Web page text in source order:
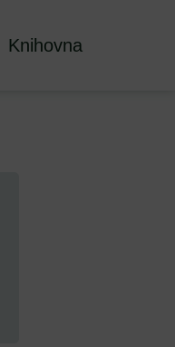
Knihovna